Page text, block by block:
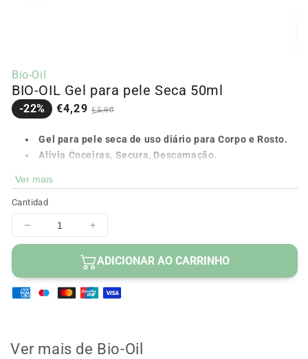
Bio-Oil
BIO-OIL Gel para pele Seca 50ml
-22%
Precio
oferta
€4,29 Precio
€5,50
Gel para pele seca de uso diário para Corpo e Rosto.
Alivia Coceiras, Secura, Descamação.
Não deixa sensação oleosa. Rápida absorção.
Apto para Pelos Sensíveis.
Ver mais
Cantidad
Disminuir
cantidad
BIO-
OIL
Gel
Seca
Aumentar
cantidad
para
BIO-
OIL
Gel
Seca
ADICIONAR AO CARRINHO
Ver mais de Bio-Oil